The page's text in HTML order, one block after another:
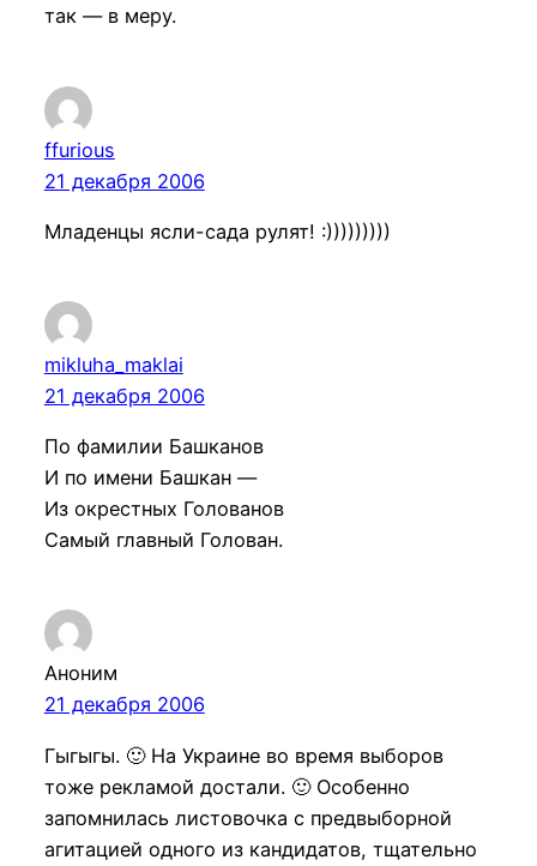
так — в меру.
ffurious
21 декабря 2006
Младенцы ясли-сада рулят! :)))))))))
mikluha_maklai
21 декабря 2006
По фамилии Башканов
И по имени Башкан —
Из окрестных Голованов
Самый главный Голован.
Аноним
21 декабря 2006
Гыгыгы. 🙂 На Украине во время выборов
тоже рекламой достали. 🙂 Особенно
запомнилась листовочка с предвыборной
агитацией одного из кандидатов, тщательно